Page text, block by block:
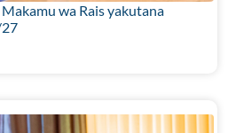
wa Rais yakutana